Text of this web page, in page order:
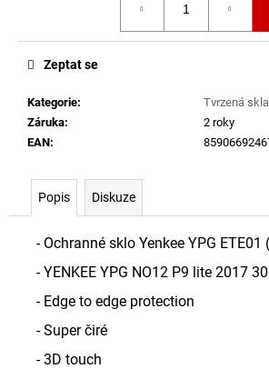
Kategorie:
Tvrzená skla
Záruka:
2 roky
EAN:
Zeptat se
Popis Diskuze
- Ochranné sklo Yenkee YPG ETE01
- YENKEE YPG NO12 P9 lite 2017
- Edge to edge protection
- Super čiré
- 3D touch
č
e
m
e
NÁHRADNÍ
BATERIE
2P4S
14,4V
5200MAH
PRO
ROBOTICKÉ
VYSAVAČE
XIAOMI
ROBOROCK